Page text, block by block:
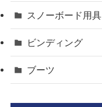
スノーボード用具
ビンディング
ブーツ